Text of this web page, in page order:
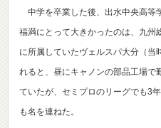
中学を卒業した後、出水中央高等
福満にとって大きかったのは、九州
に所属していたヴェルスパ大分（
れると、昼にキャノンの部品工場で
ていたが、セミプロのリーグでも3
も名を連ねた。